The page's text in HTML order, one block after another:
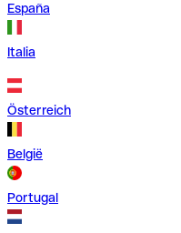
España
Italia
Österreich
België
Portugal